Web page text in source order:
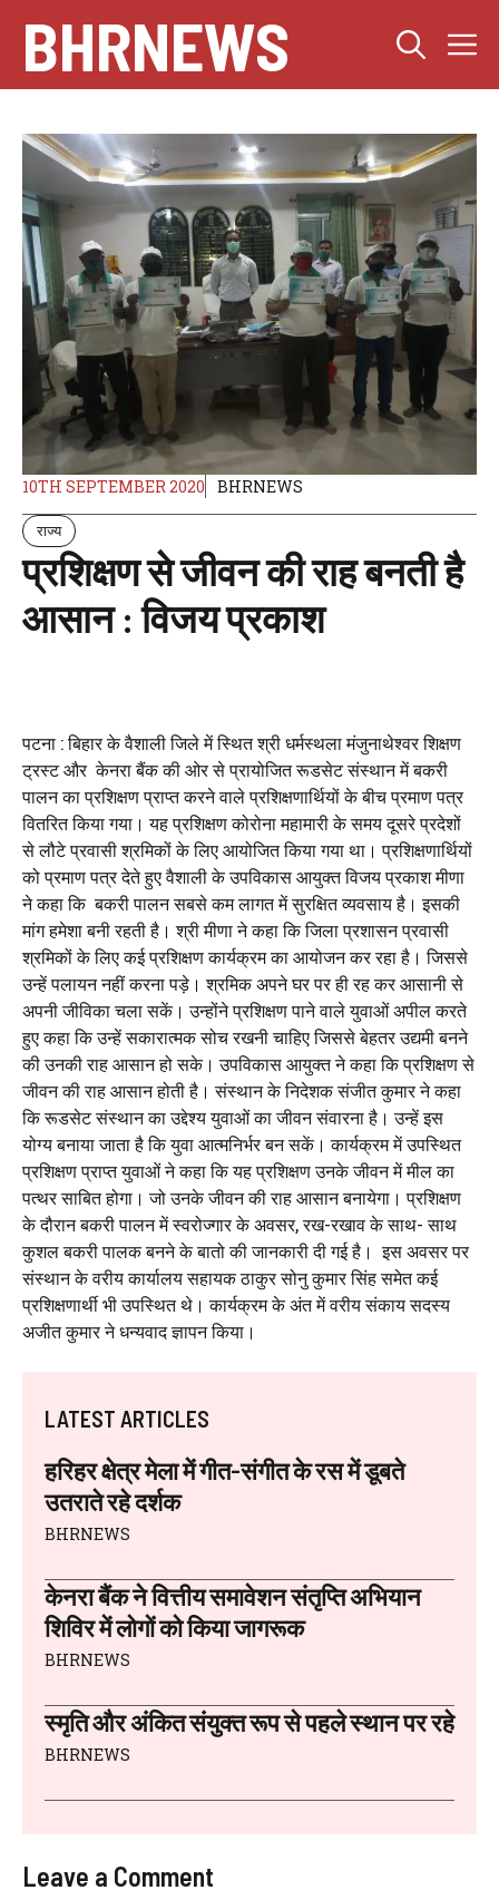
content
BHRNEWS
10TH SEPTEMBER 2020 BHRNEWS
राज्य
प्रशिक्षण से जीवन की राह बनती है
आसान : विजय प्रकाश
पटना : बिहार के वैशाली जिले में स्थित श्री धर्मस्थला मंजुनाथेश्वर शिक्षण
ट्रस्ट और केनरा बैंक की ओर से प्रायोजित रूडसेट संस्थान में बकरी
पालन का प्रशिक्षण प्राप्त करने वाले प्रशिक्षणार्थियों के बीच प्रमाण पत्र
वितरित किया गया। यह प्रशिक्षण कोरोना महामारी के समय दूसरे प्रदेशों
से लौटे प्रवासी श्रमिकों के लिए आयोजित किया गया था। प्रशिक्षणार्थियों
को प्रमाण पत्र देते हुए वैशाली के उपविकास आयुक्त विजय प्रकाश मीणा
ने कहा कि बकरी पालन सबसे कम लागत में सुरक्षित व्यवसाय है। इसकी
मांग हमेशा बनी रहती है। श्री मीणा ने कहा कि जिला प्रशासन प्रवासी
श्रमिकों के लिए कई प्रशिक्षण कार्यक्रम का आयोजन कर रहा है। जिससे
उन्हें पलायन नहीं करना पड़े। श्रमिक अपने घर पर ही रह कर आसानी से
अपनी जीविका चला सकें। उन्होंने प्रशिक्षण पाने वाले युवाओं अपील करते
हुए कहा कि उन्हें सकारात्मक सोच रखनी चाहिए जिससे बेहतर उद्यमी बनने
की उनकी राह आसान हो सके। उपविकास आयुक्त ने कहा कि प्रशिक्षण से
जीवन की राह आसान होती है। संस्थान के निदेशक संजीत कुमार ने कहा
कि रूडसेट संस्थान का उद्देश्य युवाओं का जीवन संवारना है। उन्हें इस
योग्य बनाया जाता है कि युवा आत्मनिर्भर बन सकें। कार्यक्रम में उपस्थित
प्रशिक्षण प्राप्त युवाओं ने कहा कि यह प्रशिक्षण उनके जीवन में मील का
पत्थर साबित होगा। जो उनके जीवन की राह आसान बनायेगा। प्रशिक्षण
के दौरान बकरी पालन में स्वरोज्गार के अवसर, रख-रखाव के साथ- साथ
कुशल बकरी पालक बनने के बातो की जानकारी दी गई है। इस अवसर पर
संस्थान के वरीय कार्यालय सहायक ठाकुर सोनु कुमार सिंह समेत कई
प्रशिक्षणार्थी भी उपस्थित थे। कार्यक्रम के अंत में वरीय संकाय सदस्य
अजीत कुमार ने धन्यवाद ज्ञापन किया।
LATEST ARTICLES
हरिहर क्षेत्र मेला में गीत-संगीत के रस में डूबते
उतराते रहे दर्शक
BHRNEWS
केनरा बैंक ने वित्तीय समावेशन संतृप्ति अभियान
शिविर में लोगों को किया जागरूक
BHRNEWS
स्मृति और अंकित संयुक्त रूप से पहले स्थान पर रहे
BHRNEWS
Leave a Comment